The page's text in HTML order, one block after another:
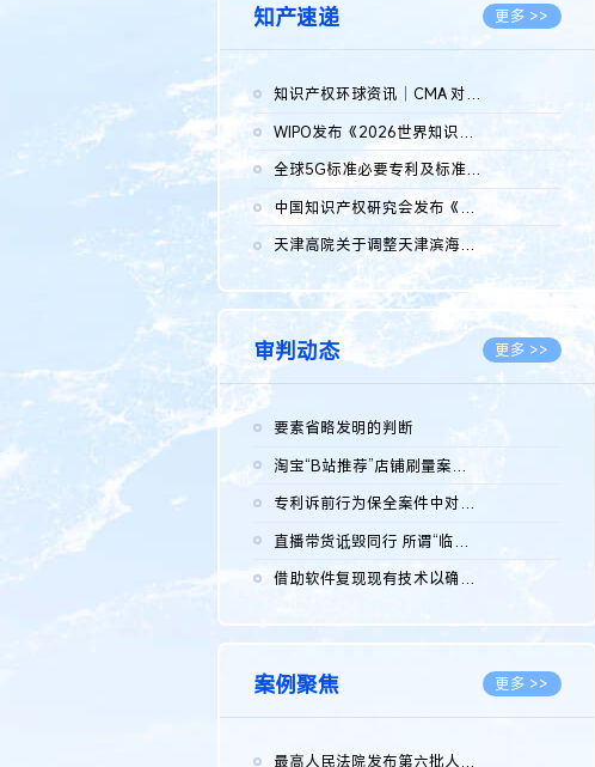
知产速递 更多 >>
知识产权环球资讯｜CMA 对微软发起调查；批量搬运二手平台数据构...
WIPO发布《2026世界知识产权报告》 含报告全文
全球5G标准必要专利及标准提案研究报告（2026年）全文发布
中国知识产权研究会发布《2025年度中国企业海外知识产权纠纷调查...
2026.08.07
天津高院关于调整天津滨海高新技术产业开发区华苑科技园一审普通...
2026.08.07
审判动态 更多 >>
要素省略发明的判断
淘宝“B站推荐”店铺刷量案维持原判，两被告连带赔偿150万元
专利诉前行为保全案件中对仿制药申请人曾作出三类声明的考量及违...
直播带货诋毁同行 所谓“临场发挥”不免责
借助软件复现现有技术以确认相关参数特征是否被公开
案例聚焦 更多 >>
最高人民法院发布第六批人民法院种业知识产权司法保护典型案例 含...